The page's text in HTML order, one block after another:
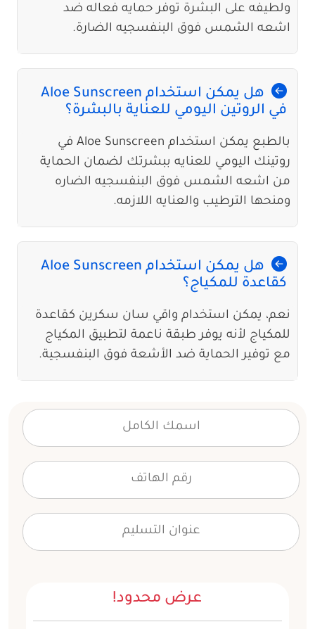
ولطيفه على البشرة توفر حمايه فعاله ضد
اشعه الشمس فوق البنفسجيه الضارة.
هل يمكن استخدام Aloe Sunscreen
في الروتين اليومي للعناية بالبشرة؟
بالطبع يمكن استخدام Aloe Sunscreen في
روتينك اليومي للعنايه ببشرتك لضمان الحماية
من اشعه الشمس فوق البنفسجيه الضاره
ومنحها الترطيب والعنايه اللازمه.
هل يمكن استخدام Aloe Sunscreen
كقاعدة للمكياج؟
نعم، يمكن استخدام واقي سان سكرين كقاعدة
للمكياج لأنه يوفر طبقة ناعمة لتطبيق المكياج
مع توفير الحماية ضد الأشعة فوق البنفسجية.
عرض محدود!